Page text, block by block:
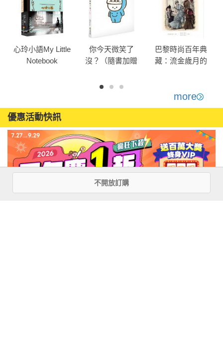
心玲小語My Little
Notebook
你今天微笑了
沒？（隨書加贈
巴黎時尚百年典
藏：流金歲月的
more
優惠活動快訊
不開放訂購